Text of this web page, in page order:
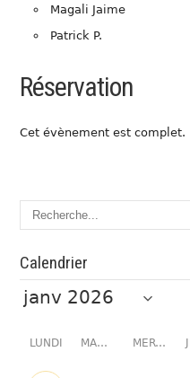
Magali Jaime
Patrick P.
Réservation
Cet évènement est complet.
Calendrier
LUNDI MARDI MERCREDI